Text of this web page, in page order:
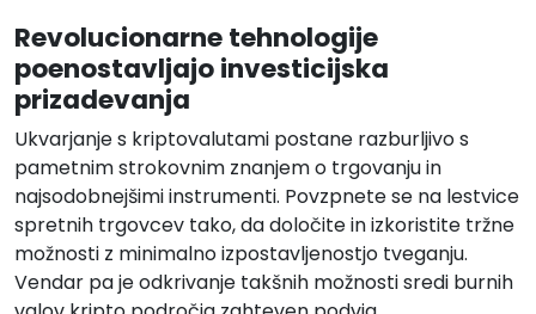
Revolucionarne tehnologije
poenostavljajo investicijska
prizadevanja
Ukvarjanje s kriptovalutami postane razburljivo s
pametnim strokovnim znanjem o trgovanju in
najsodobnejšimi instrumenti. Povzpnete se na lestvice
spretnih trgovcev tako, da določite in izkoristite tržne
možnosti z minimalno izpostavljenostjo tveganju.
Vendar pa je odkrivanje takšnih možnosti sredi burnih